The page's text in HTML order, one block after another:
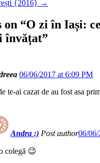
{2016} →
on “O zi în Iași:
învățat”
06/06/2017 at 6:09 PM
te-ai cazat de au fost asa
Andra :) Post author06/
colegă 😉